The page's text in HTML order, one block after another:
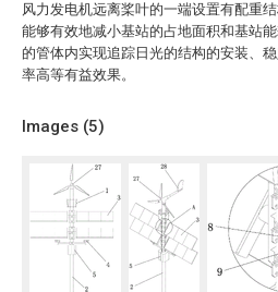
风力发电机远离桨叶的一端设置有配重
能够有效地减小基站的占地面积和基站
的管体内实现追踪日光的结构的安装、
率高等有益效果。
Images (5)